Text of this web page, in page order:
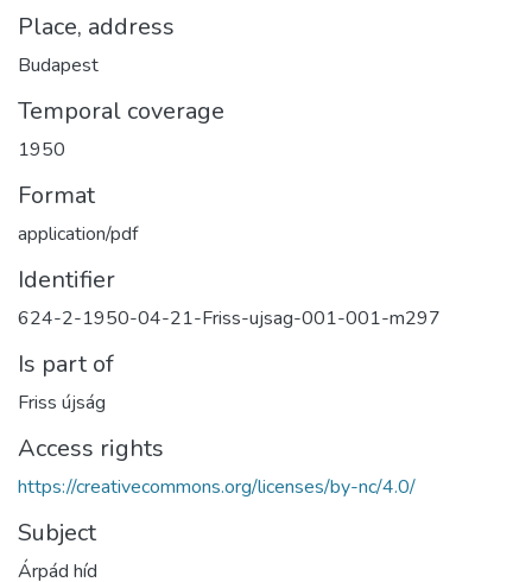
Place, address
Budapest
Temporal coverage
1950
Format
application/pdf
Identifier
624-2-1950-04-21-Friss-ujsag-001-001-m297
Is part of
Friss újság
Access rights
https://creativecommons.org/licenses/by-nc/4.0/
Subject
Árpád híd